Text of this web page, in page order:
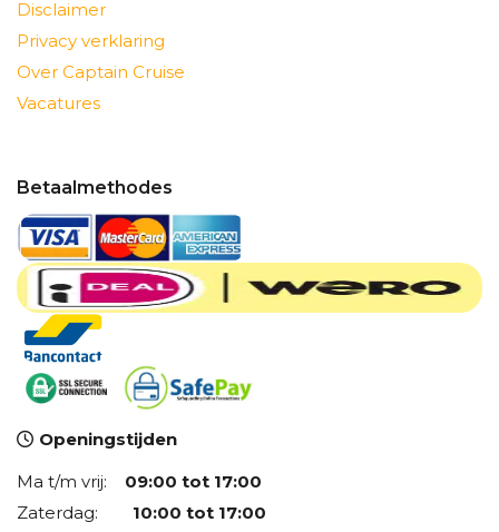
Disclaimer
Privacy verklaring
Over Captain Cruise
Vacatures
Betaalmethodes
Openingstijden
Ma t/m vrij: 09:00 tot 17:00
Zaterdag: 10:00 tot 17:00